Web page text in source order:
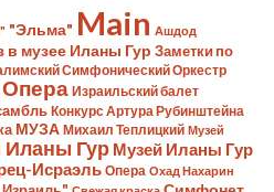
"Эльма" Main Ашдод
в музее Иланы Гур Заметки по
Симфонический Оркестр
Израильский балет
Конкурс Артура Рубинштейна
МУЗА Михаил Теплицкий Музей
Иланы Гур Музей Иланы Гур
Исраэль Опера Охад Нахарин